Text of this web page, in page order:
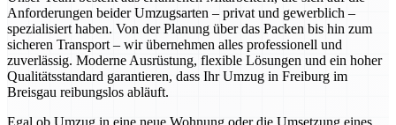
Anforderungen beider Umzugsarten – privat und gewerblich –
spezialisiert haben. Von der Planung über das Packen bis hin zum
sicheren Transport – wir übernehmen alles professionell und
zuverlässig. Moderne Ausrüstung, flexible Lösungen und ein hoher
Qualitätsstandard garantieren, dass Ihr Umzug in Freiburg im
Breisgau reibungslos abläuft.